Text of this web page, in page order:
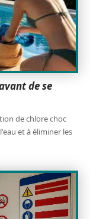
de se
de chlore choc
et à éliminer les